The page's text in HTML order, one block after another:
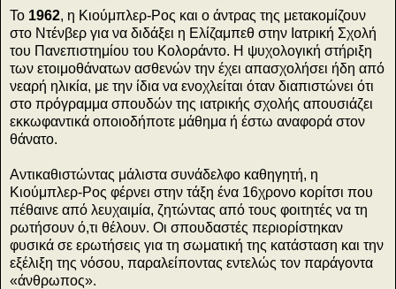
Το 1962, η Κιούμπλερ-Ρος και ο άντρας της μετακομίζουν
στο Ντένβερ για να διδάξει η Ελίζαμπεθ στην Ιατρική Σχολή
του Πανεπιστημίου του Κολοράντο. Η ψυχολογική στήριξη
των ετοιμοθάνατων ασθενών την έχει απασχολήσει ήδη από
νεαρή ηλικία, με την ίδια να ενοχλείται όταν διαπιστώνει ότι
στο πρόγραμμα σπουδών της ιατρικής σχολής απουσιάζει
εκκωφαντικά οποιοδήποτε μάθημα ή έστω αναφορά στον
θάνατο.
Αντικαθιστώντας μάλιστα συνάδελφο καθηγητή, η
Κιούμπλερ-Ρος φέρνει στην τάξη ένα 16χρονο κορίτσι που
πέθαινε από λευχαιμία, ζητώντας από τους φοιτητές να τη
ρωτήσουν ό,τι θέλουν. Οι σπουδαστές περιορίστηκαν
φυσικά σε ερωτήσεις για τη σωματική της κατάσταση και την
εξέλιξη της νόσου, παραλείποντας εντελώς τον παράγοντα
«άνθρωπος».